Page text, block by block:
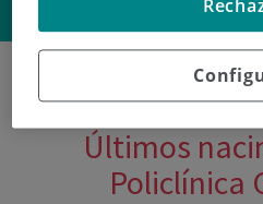
Últimos
Policlínica